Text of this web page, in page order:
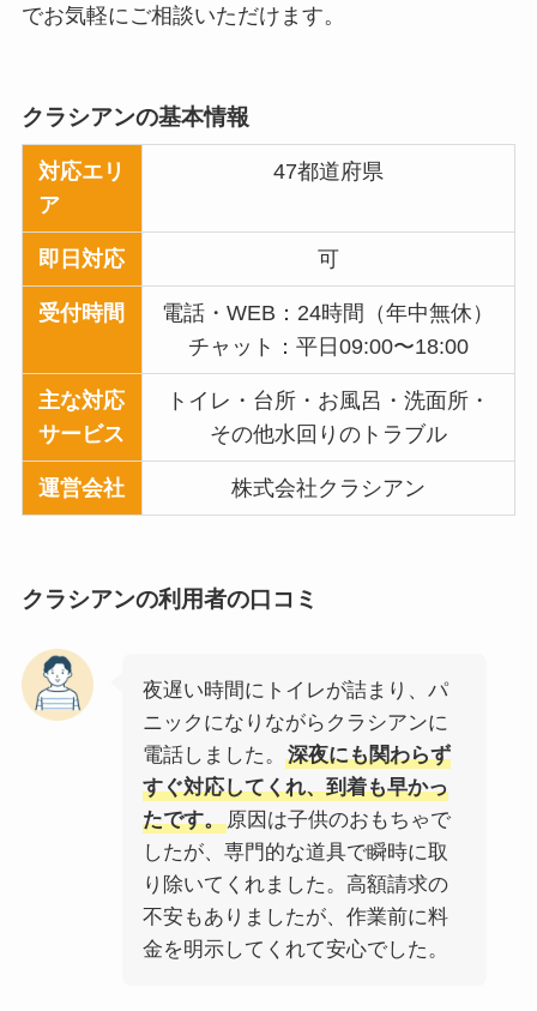
でお気軽にご相談いただけます。
クラシアンの基本情報
対応エリ
ア
47都道府県
即日対応 可
受付時間
電話・WEB：24時間（年中無休）
チャット：平日09:00〜18:00
主な対応
サービス
トイレ・台所・お風呂・洗面所・
その他水回りのトラブル
運営会社 株式会社クラシアン
クラシアンの利用者の口コミ
夜遅い時間にトイレが詰まり、パ
ニックになりながらクラシアンに
電話しました。
深夜にも関わらず
すぐ対応してくれ、到着も早かっ
たです。原因は子供のおもちゃで
したが、専門的な道具で瞬時に取
り除いてくれました。高額請求の
不安もありましたが、作業前に料
金を明示してくれて安心でした。